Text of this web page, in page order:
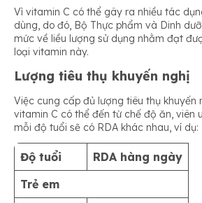
Vì vitamin C có thể gây ra nhiều tác
dùng, do đó, Bộ Thực phẩm và Dinh
mức về liều lượng sử dụng nhằm đạt
loại vitamin này.
Lượng tiêu thụ khuyến nghị
Việc cung cấp đủ lượng tiêu thụ khuyến
vitamin C có thể đến từ chế độ ăn, viên
mỗi độ tuổi sẽ có RDA khác nhau, ví dụ:
Độ tuổi
RDA hàng ngày
Trẻ em